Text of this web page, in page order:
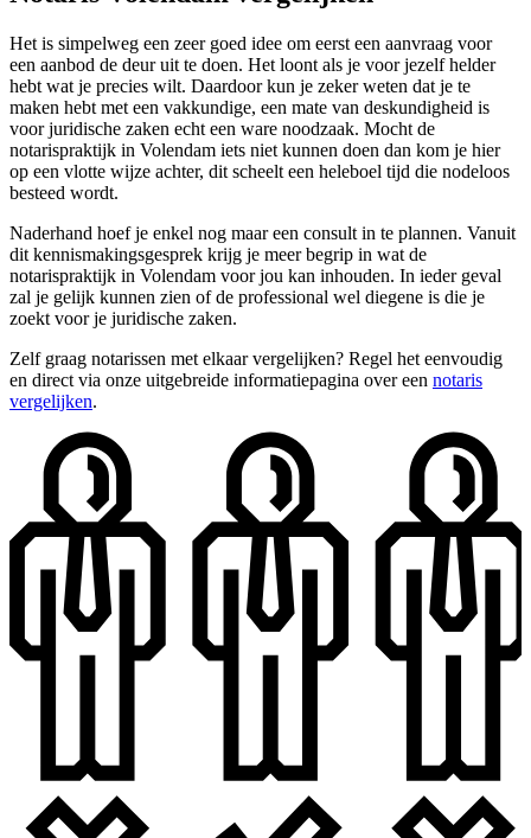
Het is simpelweg een zeer goed idee om eerst een aanvraag voor
een aanbod de deur uit te doen. Het loont als je voor jezelf helder
hebt wat je precies wilt. Daardoor kun je zeker weten dat je te
maken hebt met een vakkundige, een mate van deskundigheid is
voor juridische zaken echt een ware noodzaak. Mocht de
notarispraktijk in Volendam iets niet kunnen doen dan kom je hier
op een vlotte wijze achter, dit scheelt een heleboel tijd die nodeloos
besteed wordt.
Naderhand hoef je enkel nog maar een consult in te plannen. Vanuit
dit kennismakingsgesprek krijg je meer begrip in wat de
notarispraktijk in Volendam voor jou kan inhouden. In ieder geval
zal je gelijk kunnen zien of de professional wel diegene is die je
zoekt voor je juridische zaken.
Zelf graag notarissen met elkaar vergelijken? Regel het eenvoudig
en direct via onze uitgebreide informatiepagina over een notaris
vergelijken.